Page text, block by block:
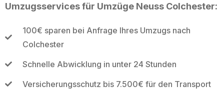
Umzugsservices für Umzüge Neuss Colchester:
100€ sparen bei Anfrage Ihres Umzugs nach
Colchester
Schnelle Abwicklung in unter 24 Stunden
Versicherungsschutz bis 7.500€ für den Transport